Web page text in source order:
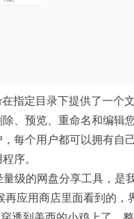
在指定目录下提供了一个
除、预览、重命名和编辑
每个用户都可以拥有自
序。
量级的网盘分享工具，是
再应用商店里面看到的，